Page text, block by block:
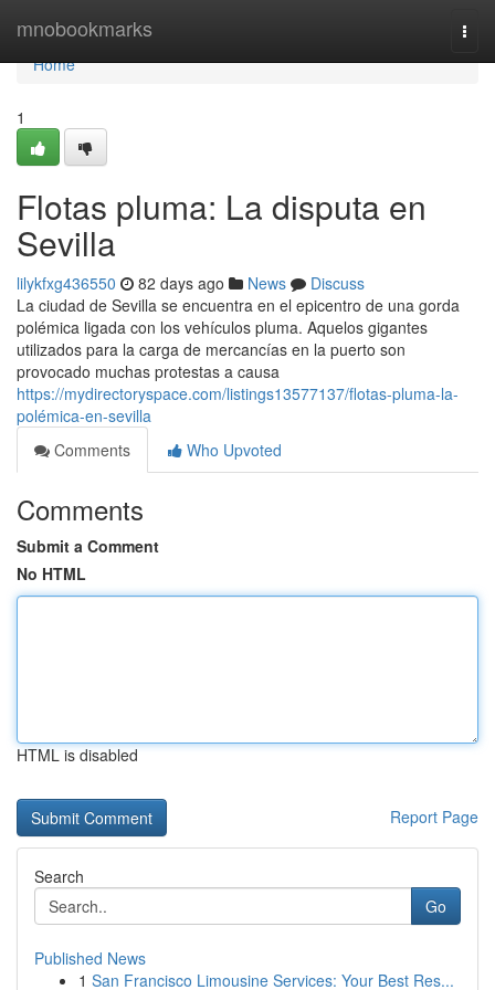
mnobookmarks
Home
Home
1
Flotas pluma: La disputa en
Sevilla
lilykfxg436550 82 days ago News
Discuss
La ciudad de Sevilla se encuentra en el epicentro de una gorda
polémica ligada con los vehículos pluma. Aquelos gigantes
utilizados para la carga de mercancías en la puerto son
provocado muchas protestas a causa
https://mydirectoryspace.com/listings13577137/flotas-pluma-la-
polémica-en-sevilla
Comments
Who Upvoted
Comments
Submit a Comment
No HTML
HTML is disabled
Report Page
Search
Go
Published News
1 San Francisco Limousine Services: Your Best Res...